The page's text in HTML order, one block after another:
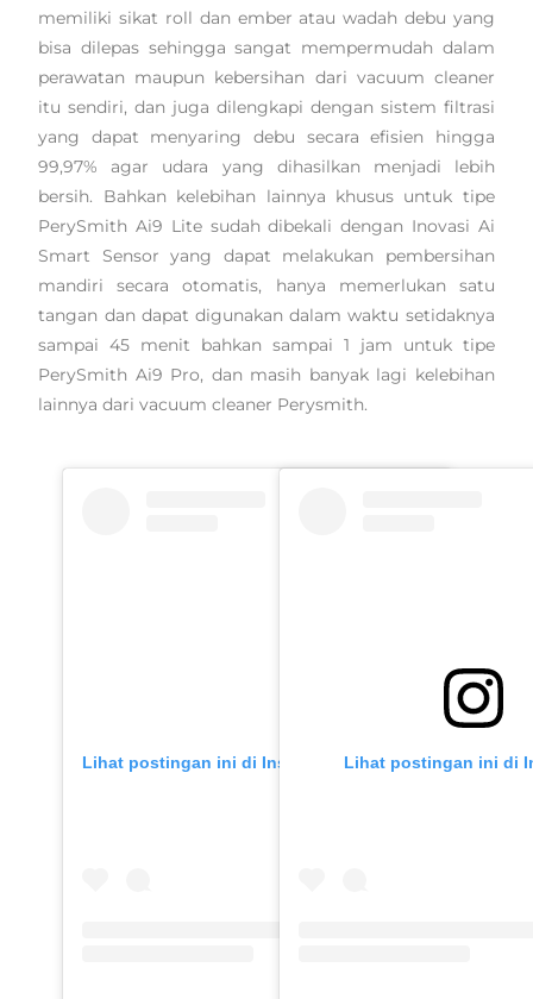
memiliki sikat roll dan ember atau wadah debu yang
bisa dilepas sehingga sangat mempermudah dalam
perawatan maupun kebersihan dari vacuum cleaner
itu sendiri, dan juga dilengkapi dengan sistem filtrasi
yang dapat menyaring debu secara efisien hingga
99,97% agar udara yang dihasilkan menjadi lebih
bersih. Bahkan kelebihan lainnya khusus untuk tipe
PerySmith Ai9 Lite sudah dibekali dengan Inovasi Ai
Smart Sensor yang dapat melakukan pembersihan
mandiri secara otomatis, hanya memerlukan satu
tangan dan dapat digunakan dalam waktu setidaknya
sampai 45 menit bahkan sampai 1 jam untuk tipe
PerySmith Ai9 Pro, dan masih banyak lagi kelebihan
lainnya dari vacuum cleaner Perysmith.
Lihat postingan ini di Instagram Lihat postingan ini di